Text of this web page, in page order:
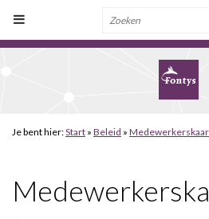
Je bent hier:Start » Beleid »